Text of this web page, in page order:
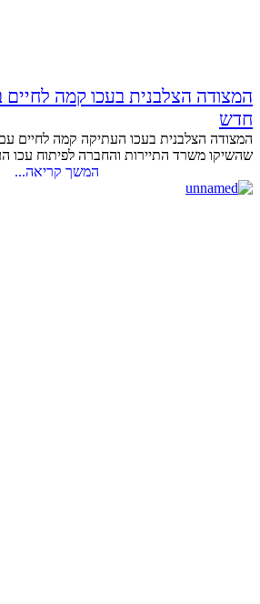
המצודה הצלבנית בעכו קמה לחיים
חדש
המצודה הצלבנית בעכו העתיקה קמה לחיים עם
שהשיקו משרד התיירות והחברה לפיתוח עכו
המשך קריאה...